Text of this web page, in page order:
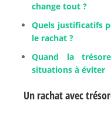
change tout ?
Quels justificatifs
le rachat ?
Quand la
situations à éviter
Un rachat avec